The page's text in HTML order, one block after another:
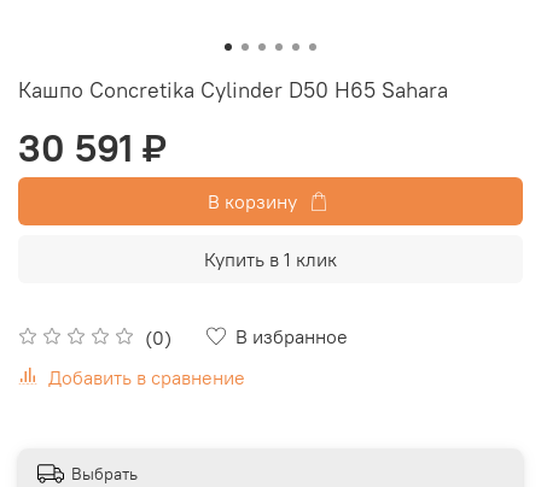
Кашпо Concretika Cylinder D50 H65 Sahara
(0)
В избранное
Добавить в сравнение
30 591 ₽
В корзину
Купить в 1 клик
Выбрать